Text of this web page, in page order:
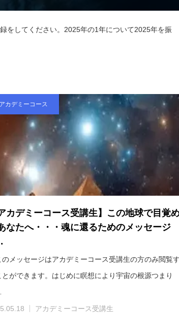
をしてください。2025年の1年について2025年を振
アカデミーコース
アカデミーコース受講生】この地球で目覚
なたへ・・・魂に還るためのメッセージ
メッセージはアカデミーコース受講生の方のみ閲覧す
とができます。はじめに瞑想により宇宙の根源つまり
アカデミーコース受講生